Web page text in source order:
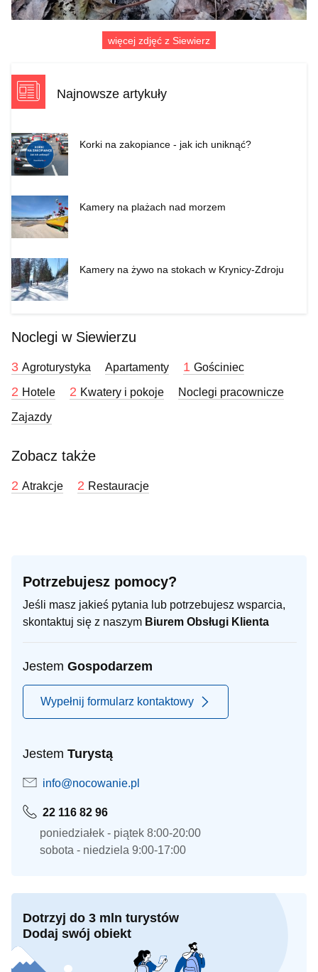
więcej zdjęć z Siewierz
Najnowsze artykuły
Korki na zakopiance - jak ich uniknąć?
Kamery na plażach nad morzem
Kamery na żywo na stokach w Krynicy-Zdroju
Noclegi w Siewierzu
3 Agroturystyka Apartamenty 1 Gościniec
2 Hotele 2 Kwatery i pokoje Noclegi pracownicze
Zajazdy
Zobacz także
2 Atrakcje 2 Restauracje
Potrzebujesz pomocy?
Jeśli masz jakieś pytania lub potrzebujesz wsparcia,
skontaktuj się z naszym Biurem Obsługi Klienta
Jestem Gospodarzem
Wypełnij formularz kontaktowy
Jestem Turystą
info@nocowanie.pl
22 116 82 96
poniedziałek - piątek 8:00-20:00
sobota - niedziela 9:00-17:00
Dotrzyj do 3 mln turystów
Dodaj swój obiekt